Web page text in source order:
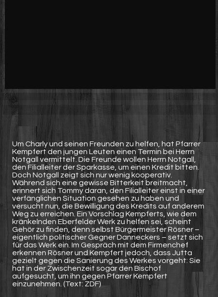
Um Charly und seinen Freunden zu helfen, hat Pfarrer
Kempfert den jungen Leuten einen Termin bei Herrn
Notgall vermittelt. Die Freunde wollen Herrn Notgall,
den Filialleiter der Sparkasse, um einen Kredit bitten.
Doch Notgall zeigt sich nur wenig kooperativ.
Während sich eine gewisse Bitterkeit breitmacht,
erinnert sich Tommy daran, den Filialleiter einst in einer
verfänglichen Situation gesehen zu haben und
versucht nun, die Bewilligung des Kredits auf anderem
Weg zu erreichen. Ein Vorschlag Kempferts, wie dem
kränkelnden Eberfelder Werk zu helfen sei, scheint
Gehör zu finden, denn selbst Bürgermeister Rösner –
eigentlich politischer Gegner Danneckers – setzt sich
für das Werk ein. Im Gespräch mit dem Firmenchef
erkennen Rösner und Kempfert jedoch, dass Jutta
gezielt gegen die Sanierung des Werkes vorgeht: Sie
hat in der Zwischenzeit sogar den Bischof
aufgesucht, um ihn gegen Pfarrer Kempfert
einzunehmen. (Text: ZDF)